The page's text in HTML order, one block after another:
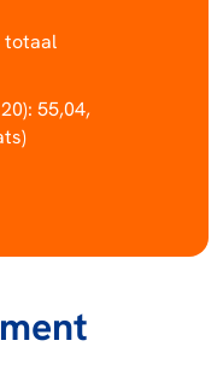
totaal
55,04,